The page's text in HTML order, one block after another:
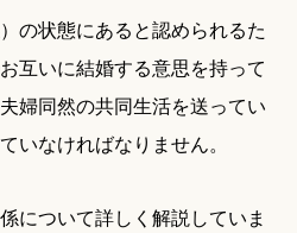
の状態にあると認められるた
互いに結婚する意思を持って
婦同然の共同生活を送ってい
いなければなりません。
について詳しく解説していま